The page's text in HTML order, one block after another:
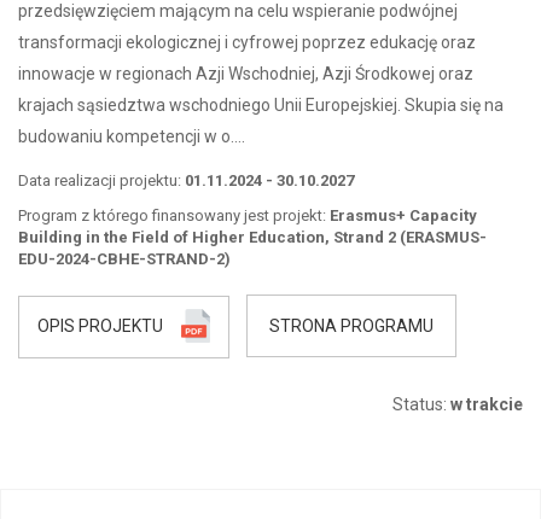
przedsięwzięciem mającym na celu wspieranie podwójnej
transformacji ekologicznej i cyfrowej poprzez edukację oraz
innowacje w regionach Azji Wschodniej, Azji Środkowej oraz
krajach sąsiedztwa wschodniego Unii Europejskiej. Skupia się na
budowaniu kompetencji w o….
Data realizacji projektu: 01.11.2024 - 30.10.2027
Program z którego finansowany jest projekt: Erasmus+ Capacity
Building in the Field of Higher Education, Strand 2 (ERASMUS-
EDU-2024-CBHE-STRAND-2)
OPIS PROJEKTU STRONA PROGRAMU
Status: w trakcie